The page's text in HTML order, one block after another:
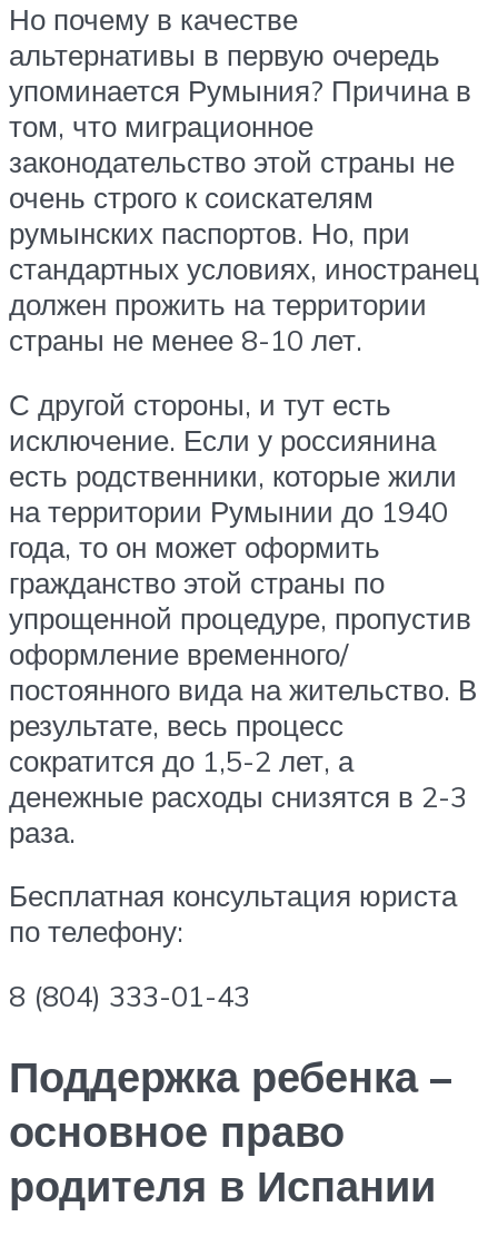
Но почему в качестве
альтернативы в первую очередь
упоминается Румыния? Причина в
том, что миграционное
законодательство этой страны не
очень строго к соискателям
румынских паспортов. Но, при
стандартных условиях, иностранец
должен прожить на территории
страны не менее 8-10 лет.
С другой стороны, и тут есть
исключение. Если у россиянина
есть родственники, которые жили
на территории Румынии до 1940
года, то он может оформить
гражданство этой страны по
упрощенной процедуре, пропустив
оформление временного/
постоянного вида на жительство. В
результате, весь процесс
сократится до 1,5-2 лет, а
денежные расходы снизятся в 2-3
раза.
Бесплатная консультация юриста
по телефону:
8 (804) 333-01-43
Поддержка ребенка –
основное право
родителя в Испании